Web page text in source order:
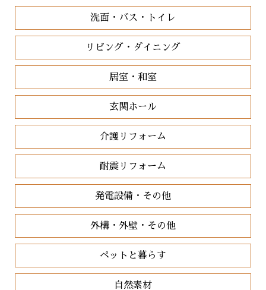
洗面・バス・トイレ
リビング・ダイニング
居室・和室
玄関ホール
介護リフォーム
耐震リフォーム
発電設備・その他
外構・外壁・その他
ペットと暮らす
自然素材